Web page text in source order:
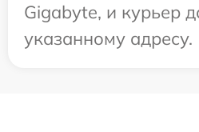
Gigabyte, и курьер
указанному адресу.